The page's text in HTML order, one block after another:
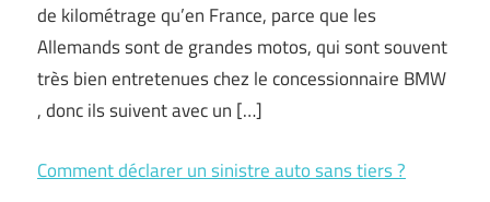
de kilométrage qu’en France, parce que les
Allemands sont de grandes motos, qui sont souvent
très bien entretenues chez le concessionnaire BMW
, donc ils suivent avec un […]
Comment déclarer un sinistre auto sans tiers ?